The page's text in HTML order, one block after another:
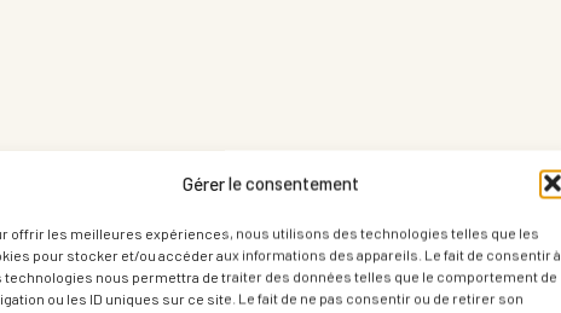
Gérer le consentement
offrir les meilleures expériences, nous utilisons des technologies telles que les
pour stocker et/ou accéder aux informations des appareils. Le fait de consentir à
technologies nous permettra de traiter des données telles que le comportement de
ou les ID uniques sur ce site. Le fait de ne pas consentir ou de retirer son